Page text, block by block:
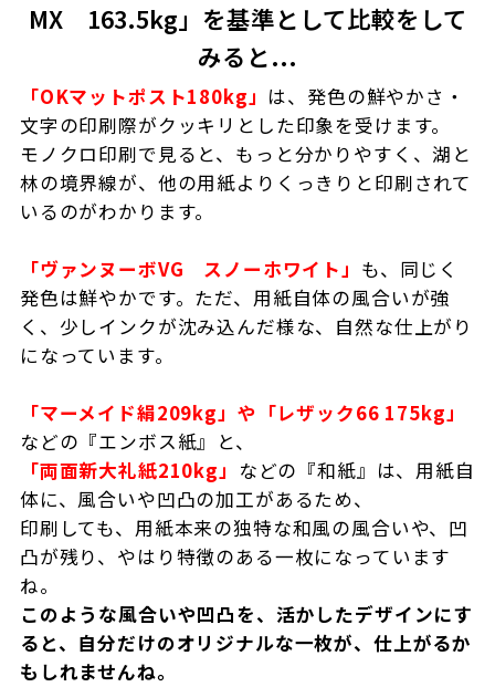
MX 163.5kg」を基準として比較をして
みると...
「OKマットポスト180kg」 は、発色の鮮やかさ・
文字の印刷際がクッキリとした印象を受けます。
モノクロ印刷で見ると、もっと分かりやすく、湖と
林の境界線が、他の用紙よりくっきりと印刷されて
いるのがわかります。
「ヴァンヌーボVG スノーホワイト」 も、同じく
発色は鮮やかです。ただ、用紙自体の風合いが強
く、少しインクが沈み込んだ様な、自然な仕上がり
になっています。
「マーメイド絹209kg」や「レザック66 175kg」
などの『エンボス紙』と、
「両面新大礼紙210kg」 などの『和紙』は、用紙自
体に、風合いや凹凸の加工があるため、
印刷しても、用紙本来の独特な和風の風合いや、凹
凸が残り、やはり特徴のある一枚になっています
ね。
このような風合いや凹凸を、活かしたデザインにす
ると、自分だけのオリジナルな一枚が、仕上がるか
もしれませんね。